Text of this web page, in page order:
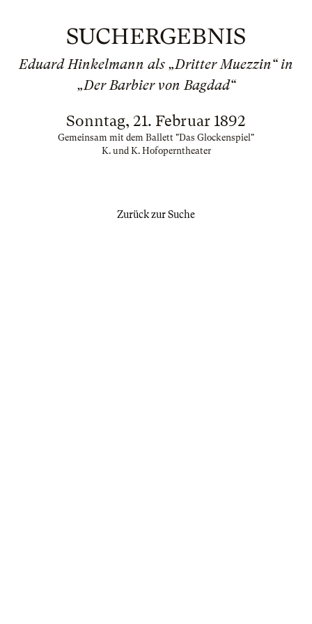
SUCHERGEBNIS
Eduard Hinkelmann als „Dritter Muezzin“ in
„Der Barbier von Bagdad“
Sonntag, 21. Februar 1892
Gemeinsam mit dem Ballett "Das Glockenspiel"
K. und K. Hofoperntheater
Zurück zur Suche